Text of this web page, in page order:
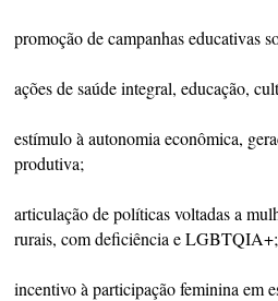
promoção de campanhas educativas
ações de saúde integral, educação,
estímulo à autonomia econômica,
produtiva;
articulação de políticas voltadas a
rurais, com deficiência e LGBTQIA+;
incentivo à participação feminina em